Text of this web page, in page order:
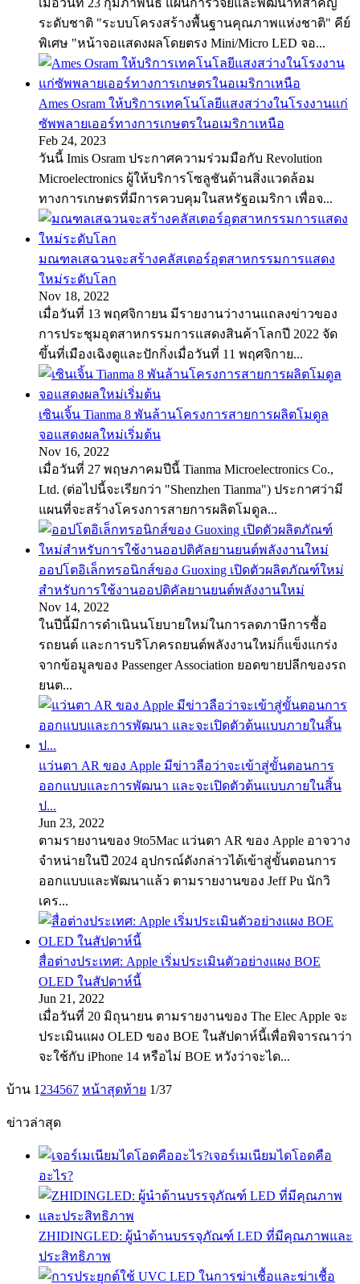
ระดับชาติ "ระบบโครงสร้างพื้นฐานคุณภาพแห่งชาติ" คีย์
พิเศษ "หน้าจอแสดงผลโดยตรง Mini/Micro LED จอ...
Ames Osram ให้บริการเทคโนโลยีแสงสว่างในโรงงานแก่
ซัพพลายเออร์ทางการเกษตรในอเมริกาเหนือ
Feb 24, 2023
วันนี้ Imis Osram ประกาศความร่วมมือกับ Revolution
Microelectronics ผู้ให้บริการโซลูชันด้านสิ่งแวดล้อม
ทางการเกษตรที่มีการควบคุมในสหรัฐอเมริกา เพื่อจ...
มณฑลเสฉวนจะสร้างคลัสเตอร์อุตสาหกรรมการแสดง
ใหม่ระดับโลก
Nov 18, 2022
เมื่อวันที่ 13 พฤศจิกายน มีรายงานว่างานแถลงข่าวของ
การประชุมอุตสาหกรรมการแสดงสินค้าโลกปี 2022 จัด
ขึ้นที่เมืองเฉิงตูและปักกิ่งเมื่อวันที่ 11 พฤศจิกาย...
เซินเจิ้น Tianma 8 พันล้านโครงการสายการผลิตโมดูล
จอแสดงผลใหม่เริ่มต้น
Nov 16, 2022
เมื่อวันที่ 27 พฤษภาคมปีนี้ Tianma Microelectronics Co.,
Ltd. (ต่อไปนี้จะเรียกว่า "Shenzhen Tianma") ประกาศว่ามี
แผนที่จะสร้างโครงการสายการผลิตโมดูล...
ออปโตอิเล็กทรอนิกส์ของ Guoxing เปิดตัวผลิตภัณฑ์ใหม่
สำหรับการใช้งานออปติคัลยานยนต์พลังงานใหม่
Nov 14, 2022
ในปีนี้มีการดำเนินนโยบายใหม่ในการลดภาษีการซื้อ
รถยนต์ และการบริโภครถยนต์พลังงานใหม่ก็แข็งแกร่ง
จากข้อมูลของ Passenger Association ยอดขายปลีกของรถ
ยนต...
แว่นตา AR ของ Apple มีข่าวลือว่าจะเข้าสู่ขั้นตอนการ
ออกแบบและการพัฒนา และจะเปิดตัวต้นแบบภายในสิ้น
ป...
Jun 23, 2022
ตามรายงานของ 9to5Mac แว่นตา AR ของ Apple อาจวาง
จำหน่ายในปี 2024 อุปกรณ์ดังกล่าวได้เข้าสู่ขั้นตอนการ
ออกแบบและพัฒนาแล้ว ตามรายงานของ Jeff Pu นักวิ
เคร...
สื่อต่างประเทศ: Apple เริ่มประเมินตัวอย่างแผง BOE
OLED ในสัปดาห์นี้
Jun 21, 2022
เมื่อวันที่ 20 มิถุนายน ตามรายงานของ The Elec Apple จะ
ประเมินแผง OLED ของ BOE ในสัปดาห์นี้เพื่อพิจารณาว่า
จะใช้กับ iPhone 14 หรือไม่ BOE หวังว่าจะได...
บ้าน 1 234567 หน้าสุดท้าย 1/37
ข่าวล่าสุด
เจอร์เมเนียมไดโอดคือ
อะไร?
ZHIDINGLED: ผู้นำด้านบรรจุภัณฑ์ LED ที่มีคุณภาพและ
ประสิทธิภาพ